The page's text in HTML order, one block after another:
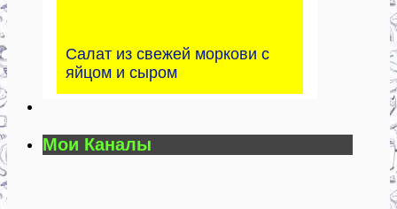
Салат из свежей моркови с
яйцом и сыром
Мои Каналы